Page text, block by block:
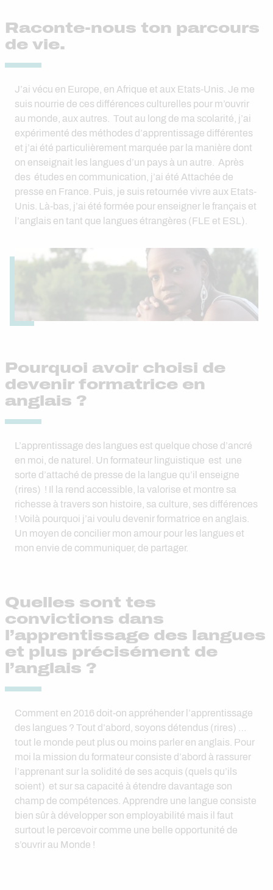
Raconte-nous ton parcours
de vie.
J’ai vécu en Europe, en Afrique et aux Etats-Unis. Je me
suis nourrie de ces différences culturelles pour m’ouvrir
au monde, aux autres. Tout au long de ma scolarité, j’ai
expérimenté des méthodes d’apprentissage différentes
et j’ai été particulièrement marquée par la manière dont
on enseignait les langues d’un pays à un autre. Après
des études en communication, j’ai été Attachée de
presse en France. Puis, je suis retournée vivre aux Etats-
Unis. Là-bas, j’ai été formée pour enseigner le français et
l’anglais en tant que langues étrangères (FLE et ESL).
Pourquoi avoir choisi de
devenir formatrice en
anglais ?
L’apprentissage des langues est quelque chose d’ancré
en moi, de naturel. Un formateur linguistique est une
sorte d’attaché de presse de la langue qu’il enseigne
(rires) ! Il la rend accessible, la valorise et montre sa
richesse à travers son histoire, sa culture, ses différences
! Voilà pourquoi j’ai voulu devenir formatrice en anglais.
Un moyen de concilier mon amour pour les langues et
mon envie de communiquer, de partager.
Quelles sont tes
convictions dans
l’apprentissage des langues
et plus précisément de
l’anglais ?
Comment en 2016 doit-on appréhender l’apprentissage
des langues ? Tout d’abord, soyons détendus (rires) …
tout le monde peut plus ou moins parler en anglais. Pour
moi la mission du formateur consiste d’abord à rassurer
l’apprenant sur la solidité de ses acquis (quels qu’ils
soient) et sur sa capacité à étendre davantage son
champ de compétences. Apprendre une langue consiste
bien sûr à développer son employabilité mais il faut
surtout le percevoir comme une belle opportunité de
s’ouvrir au Monde !